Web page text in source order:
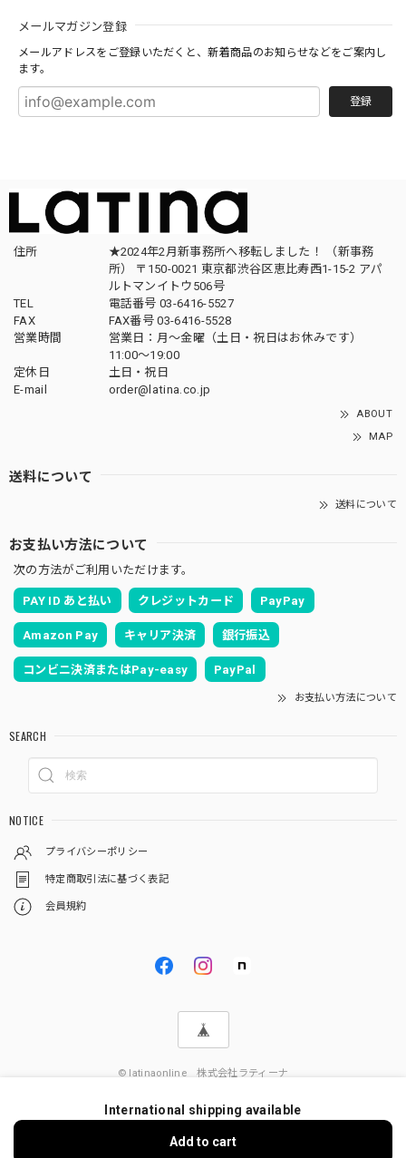
メールマガジン登録
メールアドレスをご登録いただくと、新着商品のお知らせなどをご案内し
ます。
登録
住所
★2024年2月新事務所へ移転しました！ （新事務
所） 〒150-0021 東京都渋谷区恵比寿西1-15-2 アパ
ルトマンイトウ506号
TEL
電話番号 03-6416-5527
FAX
FAX番号 03-6416-5528
営業時間
営業日：月〜金曜（土日・祝日はお休みです）
11:00〜19:00
定休日
土日・祝日
E-mail
order@latina.co.jp
ABOUT
MAP
送料について
送料について
お支払い方法について
次の方法がご利用いただけます。
PAY ID あと払い クレジットカード PayPay
Amazon Pay キャリア決済 銀行振込
コンビニ決済またはPay-easy PayPal
お支払い方法について
SEARCH
NOTICE
プライバシーポリシー
特定商取引法に基づく表記
会員規約
© latinaonline 株式会社ラティーナ
International shipping available
Add to cart